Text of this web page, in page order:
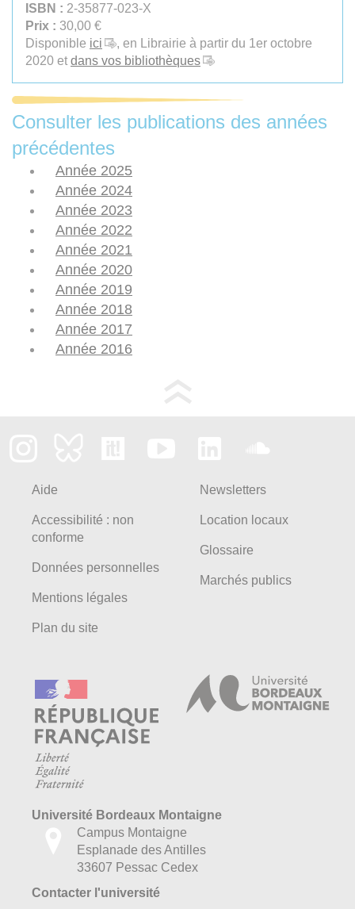
ISBN : 2-35877-023-X
Prix : 30,00 €
Disponible ici
, en Librairie à partir du 1er octobre
2020 et dans vos bibliothèques
Consulter les publications des années
précédentes
Année 2025
Année 2024
Année 2023
Année 2022
Année 2021
Année 2020
Année 2019
Année 2018
Année 2017
Année 2016
Aide
Accessibilité : non
conforme
Données personnelles
Mentions légales
Plan du site
Newsletters
Location locaux
Glossaire
Marchés publics
Université Bordeaux Montaigne
Campus Montaigne
Esplanade des Antilles
33607 Pessac Cedex
Contacter l'université